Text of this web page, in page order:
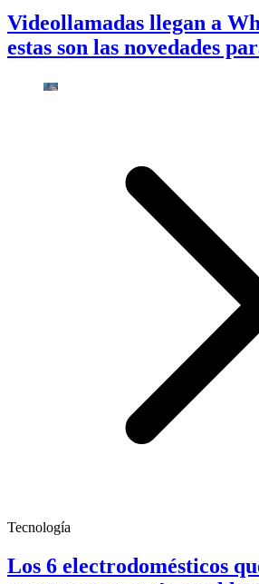
Videollamadas llegan a
estas son las novedades
Tecnología
Los 6 electrodomésticos